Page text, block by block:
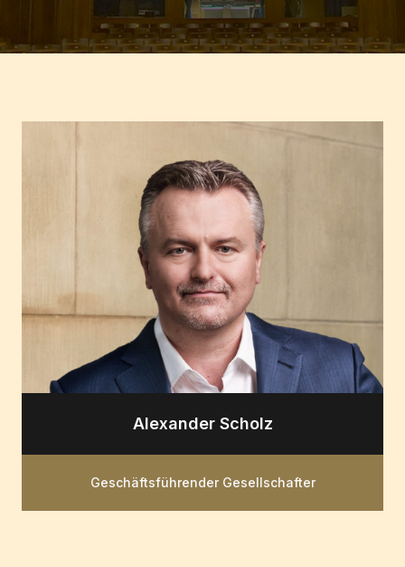
Alexander Scholz
Geschäftsführender Gesellschafter